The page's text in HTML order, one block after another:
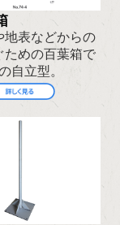
地表などからの
ための百葉箱で
自立型。